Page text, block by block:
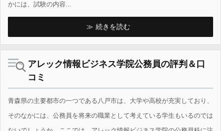
かには、試験の内容...
続きを読む
アレック情報ビジネス学院公務員の評判＆口
コミ
青森県の主要都市の一つである八戸市は、大学や高校が充実しており、
そのなかには、公務員を将来の職業として考えている学生もいるのでは